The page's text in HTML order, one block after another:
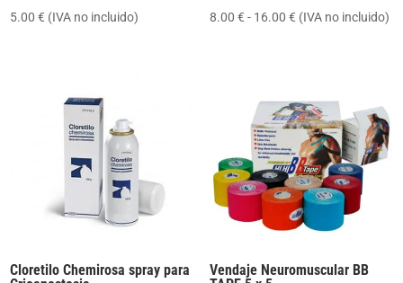
5.00€ (IVA no incluido) 8.00 € - 16.00 €Rango
8.00 €
hasta
16.00 €
(IVA no incluido)
Cloretilo Chemirosa spray para
Vendaje Neuromuscular BB